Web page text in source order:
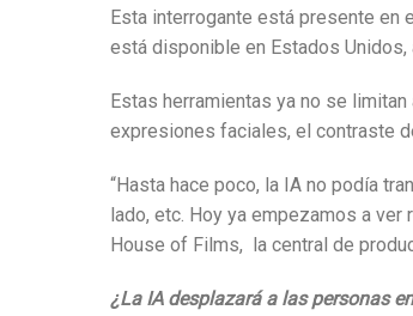
Esta interrogante está presente en
está disponible en Estados Unidos,
Estas herramientas ya no se
expresiones faciales, el contraste
“Hasta hace poco, la IA no podía
lado, etc. Hoy ya empezamos a
House of Films, la central de
¿La IA desplazará a las personas